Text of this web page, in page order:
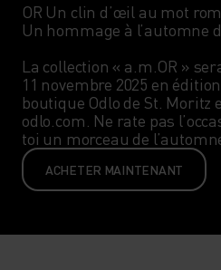
OR Un clin d’œil au mot
Un hommage à l’automne
La collection « a.m.OR »
11 novembre 2025 en
boutique Odlo de St. Moritz
odlo.com. Ne rate pas
toi un morceau de
ACHETER MAINTENANT